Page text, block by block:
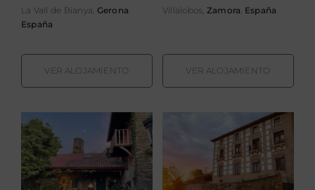
La Vall de Bianya, Gerona.
España
VER ALOJAMIENTO
Villalobos, Zamora. España
VER ALOJAMIENTO
Casa Brandariz Casa Calvo
S.XVI